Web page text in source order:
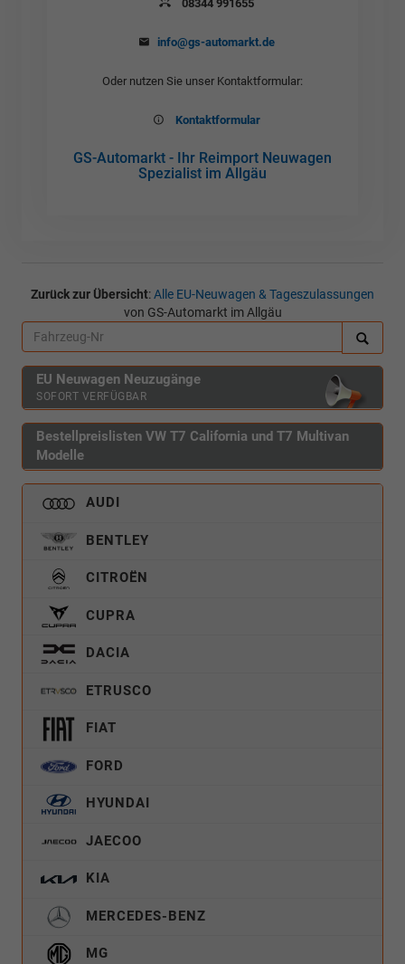
08344 991655
info@gs-automarkt.de
Oder nutzen Sie unser Kontaktformular:
Kontaktformular
GS-Automarkt - Ihr Reimport Neuwagen
Spezialist im Allgäu
Zurück zur Übersicht:Alle EU-Neuwagen & Tageszulassungen
von GS-Automarkt im Allgäu
EU Neuwagen Neuzugänge
SOFORT VERFÜGBAR
Bestellpreislisten VW T7 California und T7 Multivan
Modelle
AUDI
BENTLEY
CITROËN
CUPRA
DACIA
ETRUSCO
FIAT
FORD
HYUNDAI
JAECOO
KIA
MERCEDES-BENZ
MG